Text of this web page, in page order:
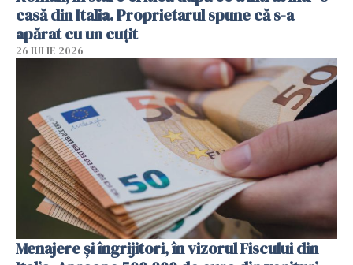
casă din Italia. Proprietarul spune că s-a
apărat cu un cuțit
26 IULIE 2026
Menajere și îngrijitori, în vizorul Fiscului din